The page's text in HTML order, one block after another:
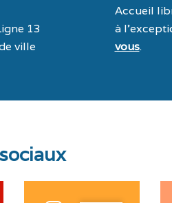
13
ville
Accueil
à
vous.